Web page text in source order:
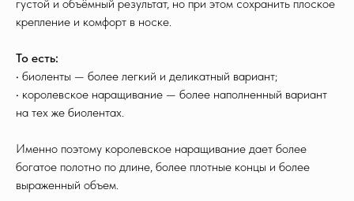
густой и объёмный результат, но при этом сохранить плоское
крепление и комфорт в носке.
То есть:
• биоленты — более легкий и деликатный вариант;
• королевское наращивание — более наполненный вариант
на тех же биолентах.
Именно поэтому королевское наращивание дает более
богатое полотно по длине, более плотные концы и более
выраженный объем.